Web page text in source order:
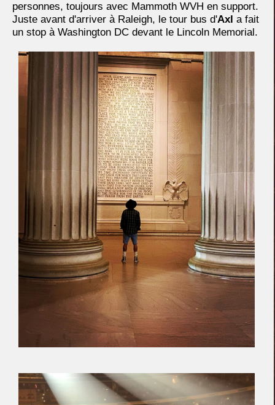
personnes, toujours avec Mammoth WVH en support.
Juste avant d'arriver à Raleigh, le tour bus d'Axl a fait
un stop à Washington DC devant le Lincoln Memorial.